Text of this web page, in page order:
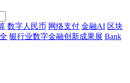
数字人民币 网络支付 金融AI 区块
银行业数字金融创新成果展 Bank